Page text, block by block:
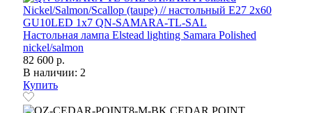
Настольная лампа Elstead lighting Samara Polished
nickel/salmon
82 600 р.
В наличии: 2
Купить